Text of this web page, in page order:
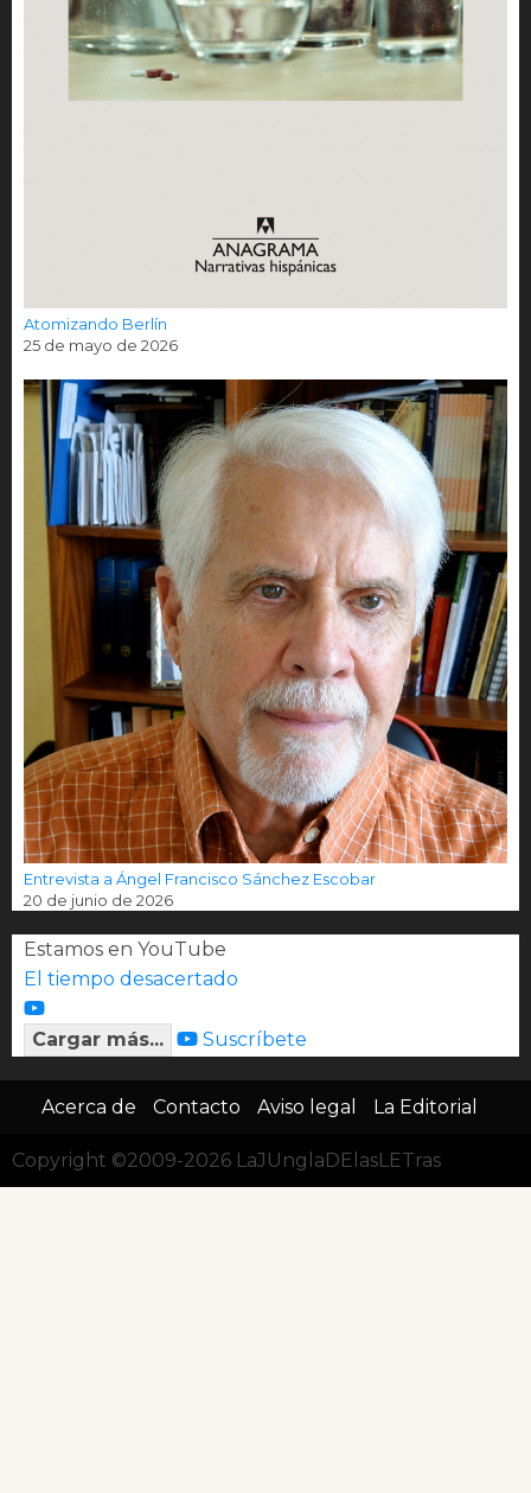
Atomizando Berlín
25 de mayo de 2026
Entrevista a Ángel Francisco Sánchez Escobar
20 de junio de 2026
Estamos en YouTube
El tiempo desacertado
Cargar más... Suscríbete
Acerca de Contacto Aviso legal La Editorial
Copyright ©2009-2026 LaJUnglaDElasLETras